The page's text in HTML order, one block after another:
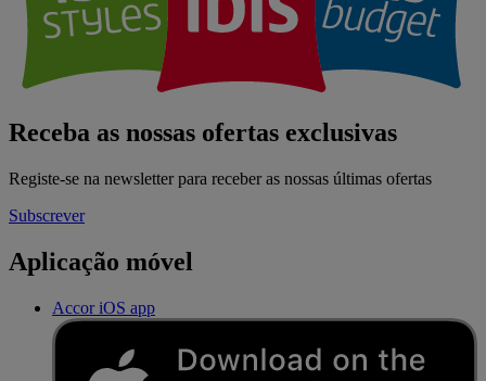
Receba as nossas ofertas exclusivas
Registe-se na newsletter para receber as nossas últimas ofertas
Subscrever
Aplicação móvel
Accor iOS app